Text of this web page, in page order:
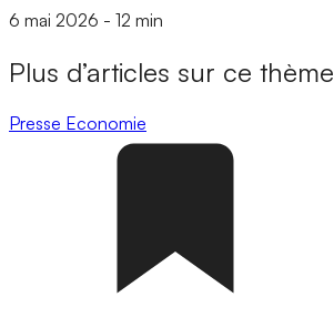
6 mai 2026 - 12 min
Plus d’articles sur ce thème
Presse Economie